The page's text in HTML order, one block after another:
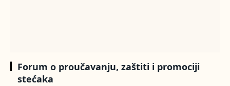
Forum o proučavanju, zaštiti i promociji
stećaka